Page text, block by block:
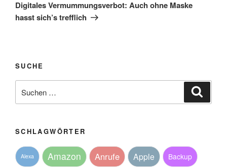
Digitales Vermummungsverbot: Auch ohne Maske
hasst sich’s trefflich
SUCHE
nach:
SCHLAGWÖRTER
Alexa Amazon Anrufe Apple Backup